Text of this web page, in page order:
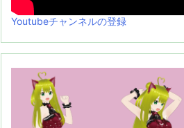
Youtubeチャンネルの登録